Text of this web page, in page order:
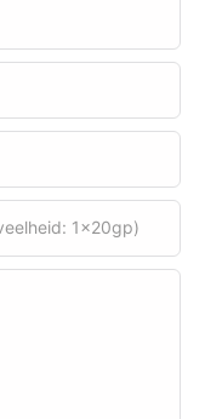
1x20gp)